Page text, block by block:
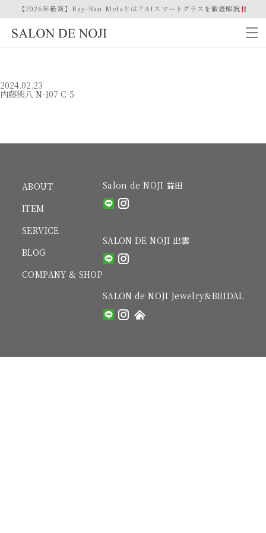
【2026年最新】Ray-Ban Metaとは？AIスマートグラスを徹底解説
2024.02.23
内藤熊八 N-107 C-5
ABOUT
ITEM
SERVICE
BLOG
COMPANY & SHOP
Salon de NOJI 益田
SALON DE NOJI 出雲
SALON de NOJI Jewelry&BRIDAL